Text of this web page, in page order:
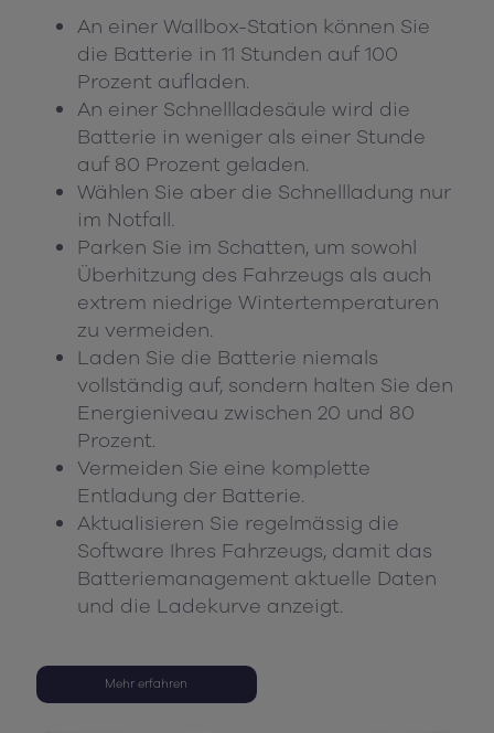
An einer Wallbox-Station können Sie
die Batterie in 11 Stunden auf 100
Prozent aufladen.
An einer Schnellladesäule wird die
Batterie in weniger als einer Stunde
auf 80 Prozent geladen.
Wählen Sie aber die Schnellladung nur
im Notfall.
Parken Sie im Schatten, um sowohl
Überhitzung des Fahrzeugs als auch
extrem niedrige Wintertemperaturen
zu vermeiden.
Laden Sie die Batterie niemals
vollständig auf, sondern halten Sie den
Energieniveau zwischen 20 und 80
Prozent.
Vermeiden Sie eine komplette
Entladung der Batterie.
Aktualisieren Sie regelmässig die
Software Ihres Fahrzeugs, damit das
Batteriemanagement aktuelle Daten
und die Ladekurve anzeigt.
Mehr erfahren